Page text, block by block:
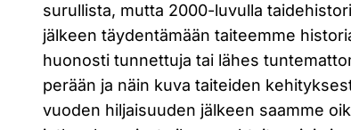
surullista, mutta 2000-luvulla
jälkeen täydentämään taiteemme
huonosti tunnettuja tai lähes
perään ja näin kuva taiteiden
vuoden hiljaisuuden jälkeen saamme